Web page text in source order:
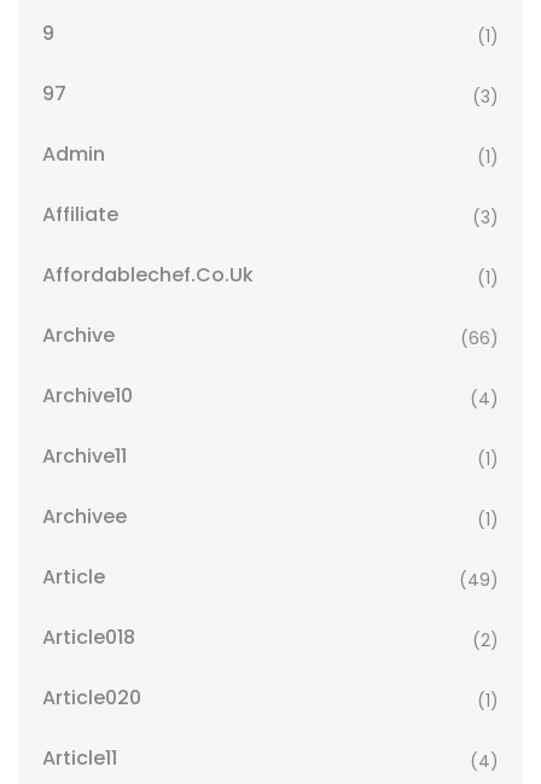
9 (1)
97 (3)
Admin (1)
Affiliate (3)
Affordablechef.co.uk (1)
Archive (66)
Archive10 (4)
Archive11 (1)
Archivee (1)
Article (49)
Article018 (2)
Article020 (1)
Article11 (4)